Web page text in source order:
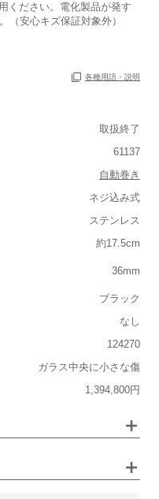
ください。電化製品が発す
（安心キズ保証対象外）
各種用語・説明
取扱終了
61137
自動巻き
ネジ込み式
ステンレス
約17.5cm
36mm
ブラック
なし
124270
ガラス中央に小さな傷
1,394,800円
大きい
ビジネス